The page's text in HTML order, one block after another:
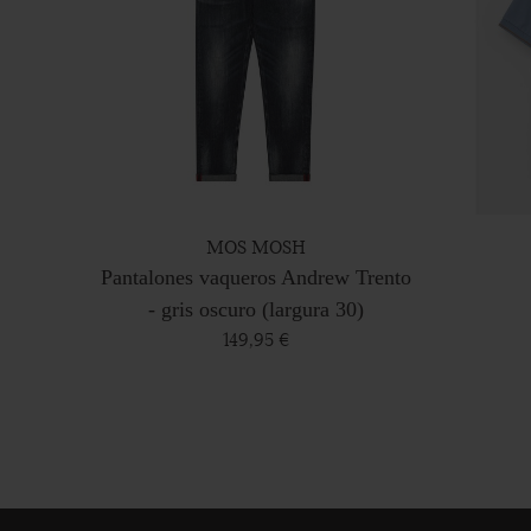
MOS MOSH
Pantalones vaqueros Andrew Trento
- gris oscuro (largura 30)
149,95 €